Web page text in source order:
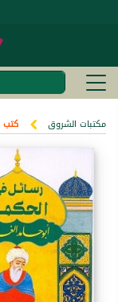
مكتبات الشروق كتب